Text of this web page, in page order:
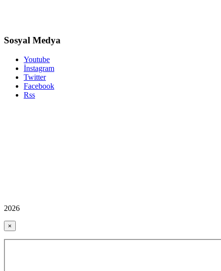
Sosyal Medya
Youtube
İnstagram
Twitter
Facebook
Rss
2026
×